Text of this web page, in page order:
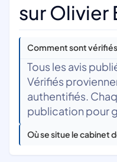
sur Olivier
Comment sont vérifiés
Tous les avis
Vérifiés
authentifiés.
publication pour
Où se situe le cabinet